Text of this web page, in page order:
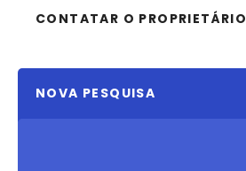
CONTATAR O PROPRIETÁRIO
NOVA PESQUISA